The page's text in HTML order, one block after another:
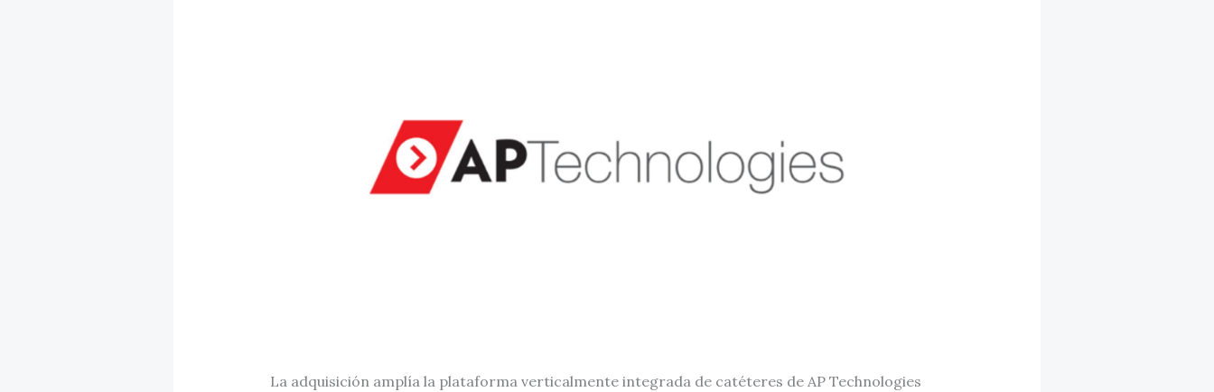
La adquisición amplía la plataforma verticalmente integrada de catéteres de AP Technologies